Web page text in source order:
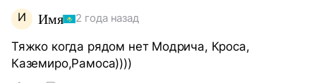
И Имя 2 года назад
Тяжко когда рядом нет Модрича, Кроса,
Каземиро,Рамоса))))